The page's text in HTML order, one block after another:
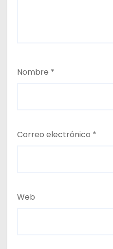
Nombre *
Correo electrónico *
Web